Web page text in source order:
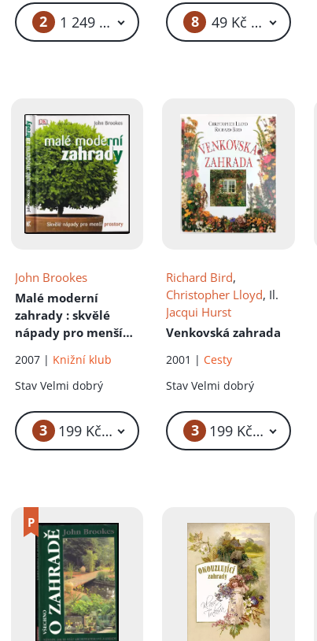
lehkými oděrkami
2 1 249 Kč – 1 299 Kč 8 49 Kč – 69 Kč
John Brookes
Malé moderní
zahrady : skvělé
nápady pro menší
2007 | Knižní klub
Stav Velmi dobrý
3 199 Kč – 239 Kč
Richard Bird,
Christopher Lloyd, Il.
Jacqui Hurst
Venkovská zahrada
2001 |Cesty
StavVelmi dobrý
3 199 Kč – 289 Kč